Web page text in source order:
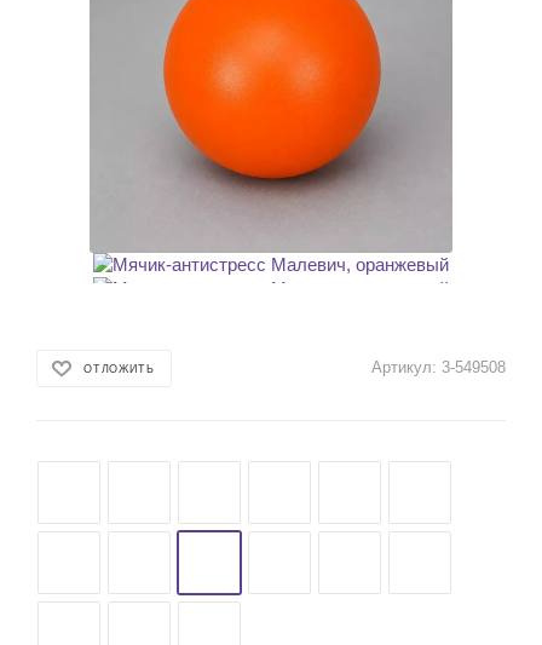
ОТЛОЖИТЬ Артикул: 3-549508